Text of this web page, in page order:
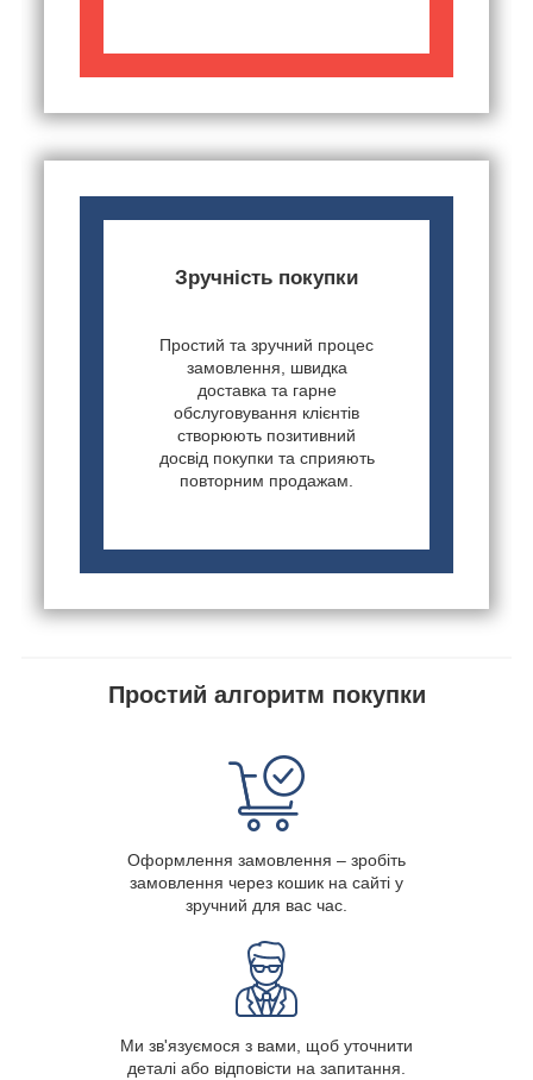
Зручність покупки
Простий та зручний процес
замовлення, швидка
доставка та гарне
обслуговування клієнтів
створюють позитивний
досвід покупки та сприяють
повторним продажам.
Простий алгоритм покупки
Оформлення замовлення – зробіть
замовлення через кошик на сайті у
зручний для вас час.
Ми зв'язуємося з вами, щоб уточнити
деталі або відповісти на запитання.